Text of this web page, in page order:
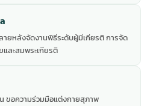
ายหลังจัดงานพิธีระดับผู้มีเกียรติ การจัด
ละสมพระเกียรติ
ขอความร่วมมือแต่งกายสุภาพ